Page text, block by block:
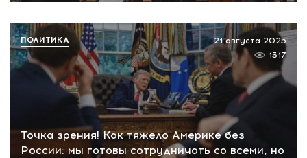
Точка зрения! Как тяжело Америке без
России: мы готовы сотрудничать со всеми, но
21 августа 2025
1317
ПОЛИТИКА